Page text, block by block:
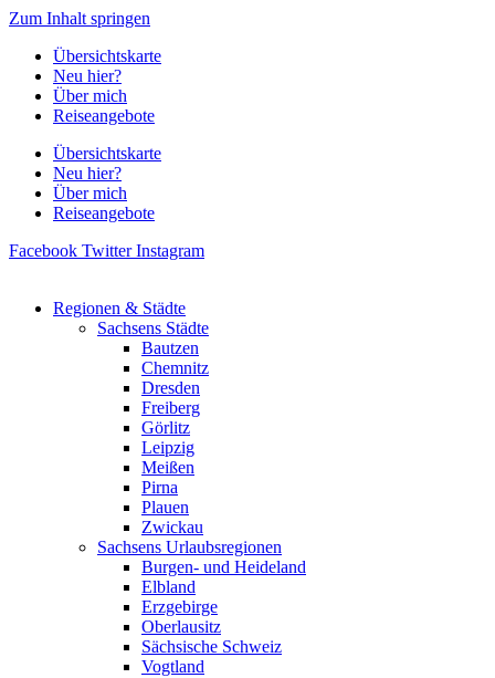
Zum Inhalt springen
Übersichtskarte
Neu hier?
Über mich
Reiseangebote
Übersichtskarte
Neu hier?
Über mich
Reiseangebote
Facebook Twitter Instagram
Regionen & Städte
Sachsens Städte
Bautzen
Chemnitz
Dresden
Freiberg
Görlitz
Leipzig
Meißen
Pirna
Plauen
Zwickau
Sachsens Urlaubsregionen
Burgen- und Heideland
Elbland
Erzgebirge
Oberlausitz
Sächsische Schweiz
Vogtland